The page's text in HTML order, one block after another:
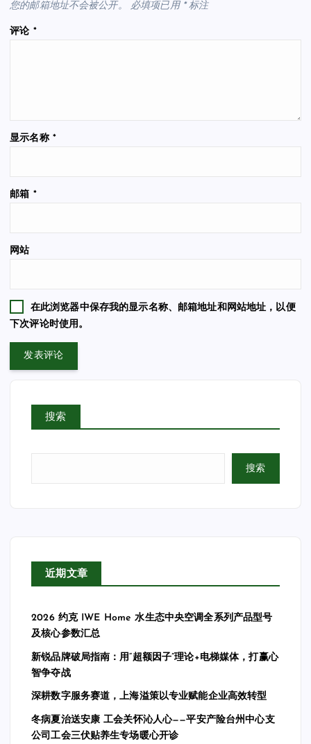
您的邮箱地址不会被公开。 必填项已用 *标注
评论 *
显示名称 *
邮箱 *
网站
在此浏览器中保存我的显示名称、邮箱地址和网站地址，以便
下次评论时使用。
搜索
搜索
近期文章
2026 约克 IWE Home 水生态中央空调全系列产品型号
及核心参数汇总
新锐品牌破局指南：用“超额因子”理论+电梯媒体，打赢心
智争夺战
深耕数字服务赛道，上海溢策以专业赋能企业高效转型
冬病夏治送安康 工会关怀沁人心——平安产险台州中心支
公司工会三伏贴养生专场暖心开诊